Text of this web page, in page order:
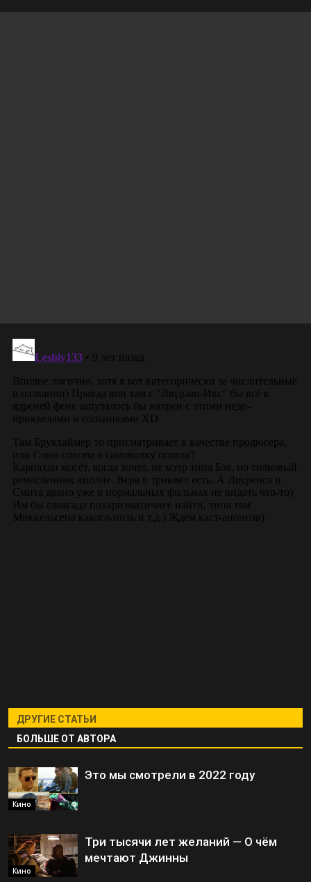
ДРУГИЕ СТАТЬИ
БОЛЬШЕ ОТ АВТОРА
Кино
Это мы смотрели в 2022 году
Кино
Три тысячи лет желаний — О чём
мечтают Джинны